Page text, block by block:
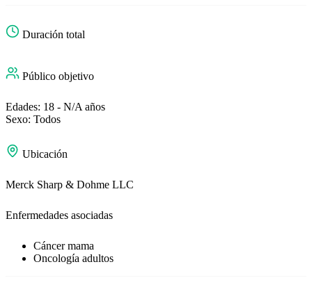
Duración total
Público objetivo
Edades: 18 - N/A años
Sexo: Todos
Ubicación
Merck Sharp & Dohme LLC
Enfermedades asociadas
Cáncer mama
Oncología adultos